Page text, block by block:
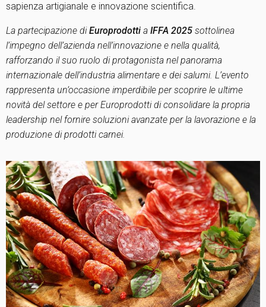
sapienza artigianale e innovazione scientifica.
La partecipazione diEuroprodotti a IFFA 2025 sottolinea
l’impegno dell’azienda nell’innovazione e nella qualità,
rafforzando il suo ruolo di protagonista nel panorama
internazionale dell’industria alimentare e dei salumi. L’evento
rappresenta un’occasione imperdibile per scoprire le ultime
novità del settore e per Europrodotti di consolidare la propria
leadership nel fornire soluzioni avanzate per la lavorazione e la
produzione di prodotti carnei.